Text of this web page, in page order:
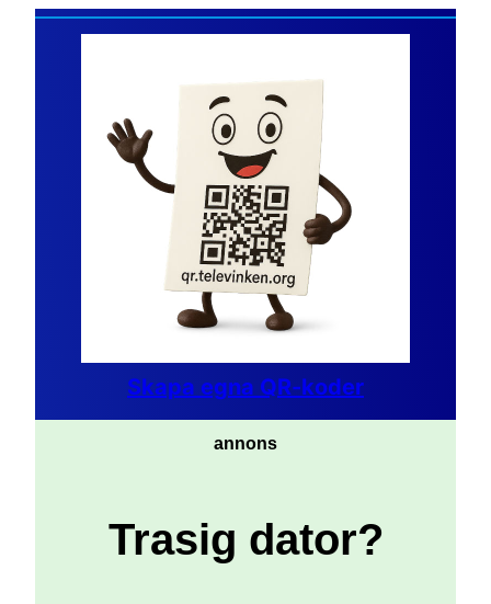
Skapa egna QR-koder
annons
Trasig dator?